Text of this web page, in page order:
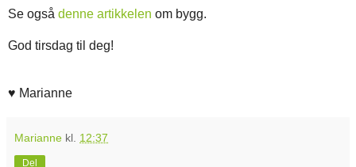
Se også denne artikkelen om bygg.
God tirsdag til deg!
♥ Marianne
Marianne kl. 12:37
Del